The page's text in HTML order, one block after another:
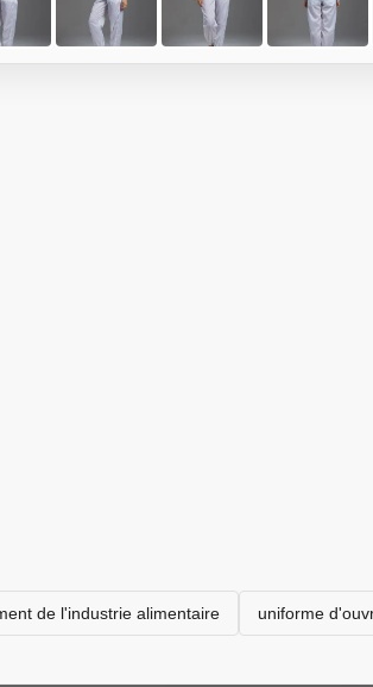
de l'industrie alimentaire uniforme